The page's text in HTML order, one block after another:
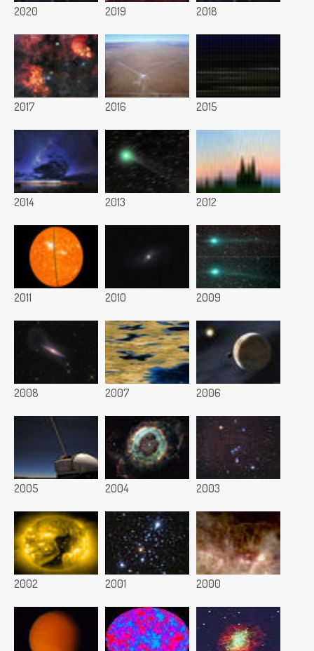
2020 2019 2018
2017 2016 2015
2014 2013 2012
2011 2010 2009
2008 2007 2006
2005 2004 2003
2002 2001 2000